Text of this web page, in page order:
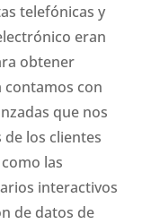
telefónicas y
eran
obtener
contamos con
que nos
los clientes
las
interactivos
de datos de